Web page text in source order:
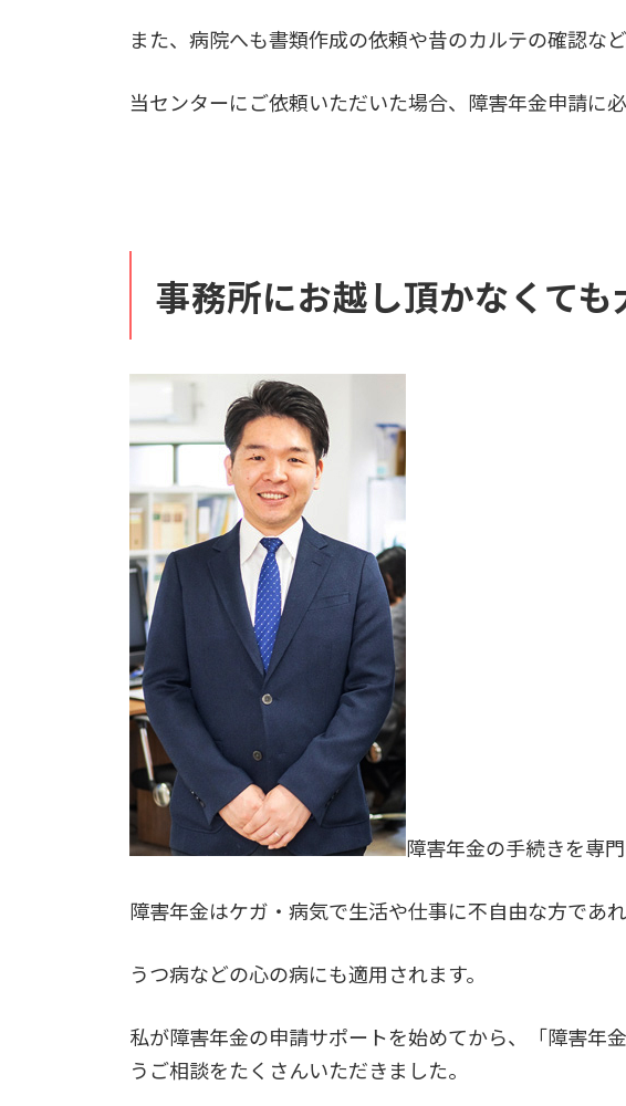
また、病院へも書類作成の依頼や昔のカルテの確認な
当センターにご依頼いただいた場合、障害年金申請に
事務所にお越し頂かなくても
障害年金の手続きを専
障害年金はケガ・病気で生活や仕事に不自由な方であ
うつ病などの心の病にも適用されます。
私が障害年金の申請サポートを始めてから、「障害年
うご相談をたくさんいただきました。